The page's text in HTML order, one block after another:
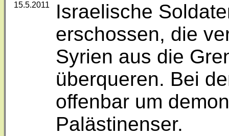
15.5.2011
Israelische
erschossen, die
Syrien aus die
überqueren. Bei
offenbar um
Palästinenser.